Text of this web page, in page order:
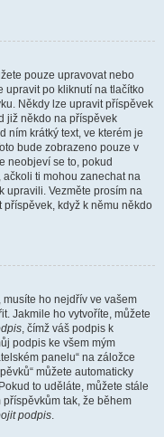
pouze upravovat nebo
upravit po kliknutí na tlačítko
Někdy lze upravit příspěvek
již někdo na příspěvek
ním krátký text, ve kterém je
bude zobrazeno pouze v
neobjeví se to, pokud
ti mohou zanechat na
upravili. Vezměte prosím na
když k němu někdo
ho nejdřív ve vašem
Jakmile ho vytvoříte, můžete
, čímž váš podpis k
podpis ke všem mým
panelu“ na záložce
můžete automaticky
to uděláte, můžete stále
tak, že během
podpis.